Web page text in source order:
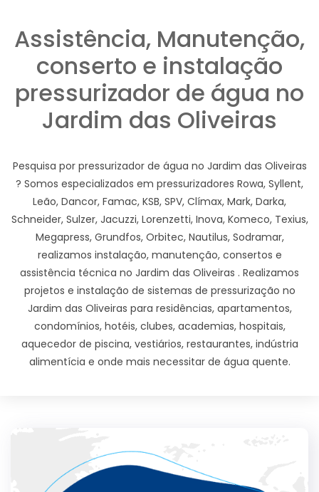
Assistência, Manutenção,
conserto e instalação
pressurizador de água no
Jardim das Oliveiras
Pesquisa por pressurizador de água no Jardim das Oliveiras
? Somos especializados em pressurizadores Rowa, Syllent,
Leão, Dancor, Famac, KSB, SPV, Clímax, Mark, Darka,
Schneider, Sulzer, Jacuzzi, Lorenzetti, Inova, Komeco, Texius,
Megapress, Grundfos, Orbitec, Nautilus, Sodramar,
realizamos instalação, manutenção, consertos e
assistência técnica no Jardim das Oliveiras . Realizamos
projetos e instalação de sistemas de pressurização no
Jardim das Oliveiras para residências, apartamentos,
condomínios, hotéis, clubes, academias, hospitais,
aquecedor de piscina, vestiários, restaurantes, indústria
alimentícia e onde mais necessitar de água quente.